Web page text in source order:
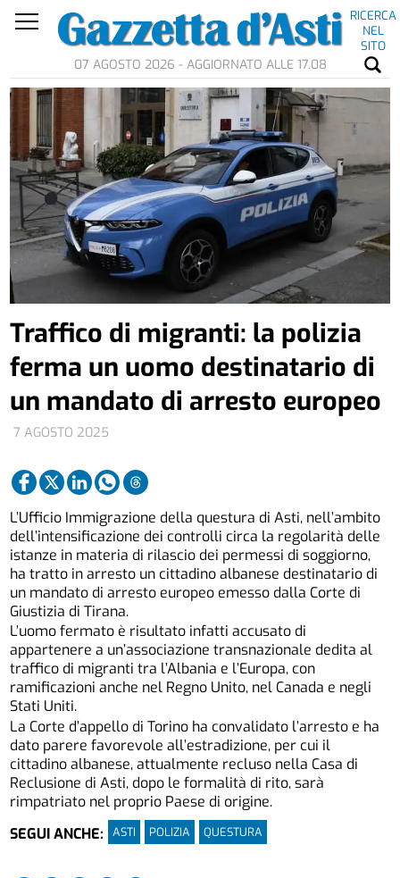
RICERCA
NEL
SITO
07 AGOSTO 2026 - AGGIORNATO ALLE 17.08
7 AGOSTO 2025
Traffico di migranti: la polizia
ferma un uomo destinatario di
un mandato di arresto europeo
L’Ufficio Immigrazione della questura di Asti, nell’ambito
dell’intensificazione dei controlli circa la regolarità delle
istanze in materia di rilascio dei permessi di soggiorno,
ha tratto in arresto un cittadino albanese destinatario di
un mandato di arresto europeo emesso dalla Corte di
Giustizia di Tirana.
L’uomo fermato è risultato infatti accusato di
appartenere a un’associazione transnazionale dedita al
traffico di migranti tra l’Albania e l’Europa, con
ramificazioni anche nel Regno Unito, nel Canada e negli
Stati Uniti.
La Corte d’appello di Torino ha convalidato l’arresto e ha
dato parere favorevole all’estradizione, per cui il
cittadino albanese, attualmente recluso nella Casa di
Reclusione di Asti, dopo le formalità di rito, sarà
rimpatriato nel proprio Paese di origine.
SEGUI ANCHE:
ASTI POLIZIA QUESTURA